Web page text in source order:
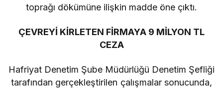
toprağı dökümüne ilişkin madde öne çıktı.
ÇEVREYİ KİRLETEN FİRMAYA 9 MİLYON TL
CEZA
Hafriyat Denetim Şube Müdürlüğü Denetim Şefliği
tarafından gerçekleştirilen çalışmalar sonucunda,